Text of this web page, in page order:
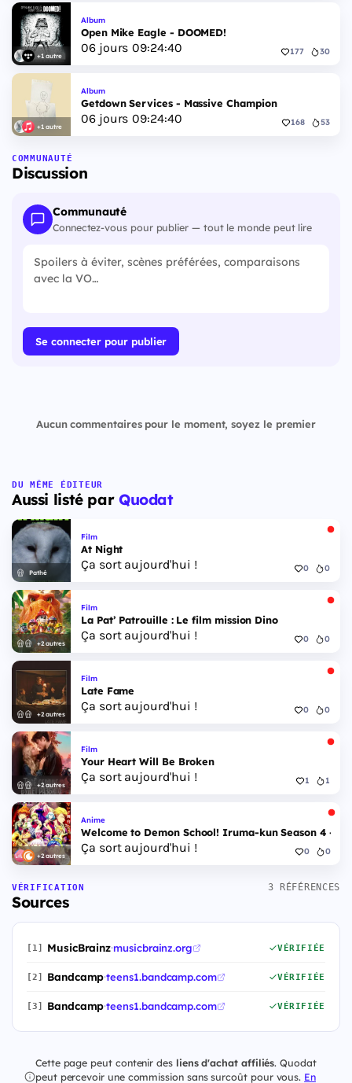
+1 autre
Album
Open Mike Eagle - DOOMED!
06jours 09:24:39 177 30
+1 autre
Album
Getdown Services - Massive Champion
06jours 09:24:39 168 53
COMMUNAUTÉ
Discussion
Communauté
Connectez-vous pour publier — tout le monde peut lire
Se connecter pour publier
Aucun commentaires pour le moment, soyez le premier
DU MÊME ÉDITEUR
Aussi listé par Quodat
Pathé
Film
At Night
Ça sort aujourd'hui ! 0 0
+2 autres
Film
La Pat’ Patrouille : Le film mission Dino
Ça sort aujourd'hui ! 0 0
+2 autres
Film
Late Fame
Ça sort aujourd'hui ! 0 0
+2 autres
Film
Your Heart Will Be Broken
Ça sort aujourd'hui ! 1 1
+2 autres
Anime
Welcome to Demon School! Iruma-kun Season 4 -
Ça sort aujourd'hui ! 0 0
VÉRIFICATION
Sources
3 RÉFÉRENCES
[1] MusicBrainz·musicbrainz.org VÉRIFIÉE
[2] Bandcamp·teens1.bandcamp.com VÉRIFIÉE
[3] Bandcamp·teens1.bandcamp.com VÉRIFIÉE
Cette page peut contenir des liens d'achat affiliés. Quodat
peut percevoir une commission sans surcoût pour vous. En